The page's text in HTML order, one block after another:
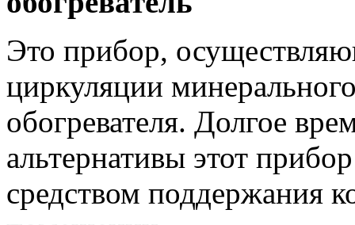
Это прибор,
циркуляции
обогревателя. Долгое
альтернативы этот
средством поддержания